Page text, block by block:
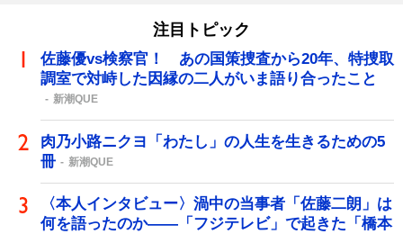
注目トピック
佐藤優vs検察官！ あの国策捜査から20年、特捜取
調室で対峙した因縁の二人がいま語り合ったこと
新潮QUE
肉乃小路ニクヨ「わたし」の人生を生きるための5
冊
新潮QUE
〈本人インタビュー〉渦中の当事者「佐藤二朗」は
何を語ったのか――「フジテレビ」で起きた「橋本